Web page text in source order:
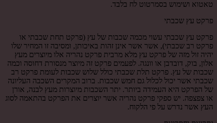
טאטוא ושימוש בסמרטוט לח בלבד.
פרקט עץ שכבתי
פרקט עץ שכבתי עשוי מכמה שכבות של עץ (פרקט תחת שכבתי או
פרקט רב שכבתי), אשר אשר אינן זהות באיכותן, ומסיבה זו המחיר שלו
יהיה זול מזה של פרקט עץ מלא מרבית פרקט נהריה אלו מיוצרים מעץ
אלון, בוק, דובדבן או וונגה. לפעמים פרקט זה מיוצר מנסורת דחוסה וכמה
שכבות של עץ. פרקט תלת שכבתי כולל שלוש שכבות לעומת פרקט רב
שכבתי אשר יכול לכלול גם חמש שכבות. ברוב המקרים השכבה העליונה
של הפרקט היא העמידה ביותר. יתר השכבות מיוצרות מעץ לבנה, אורן
או צפצפה. יש ספקי פרקט נהריה אשר יוצרים את הפרקט בהתאמה לסוג
העץ אשר נדרש על פי הלקוח.